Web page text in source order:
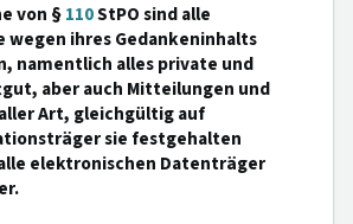
von §110StPO sind alle
wegen ihres Gedankeninhalts
namentlich alles private und
aber auch Mitteilungen und
Art, gleichgültig auf
sie festgehalten
elektronischen Datenträger